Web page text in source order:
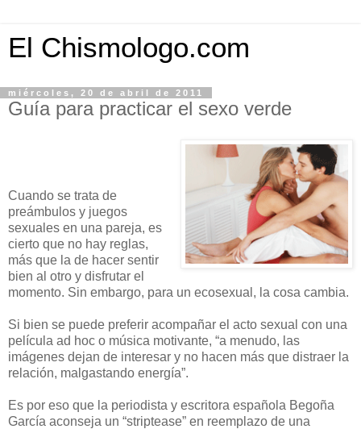
El Chismologo.com
miércoles, 20 de abril de 2011
Guía para practicar el sexo verde
Cuando se trata de
preámbulos y juegos
sexuales en una pareja, es
cierto que no hay reglas,
más que la de hacer sentir
bien al otro y disfrutar el
momento. Sin embargo, para un ecosexual, la cosa cambia.
Si bien se puede preferir acompañar el acto sexual con una
película ad hoc o música motivante, “a menudo, las
imágenes dejan de interesar y no hacen más que distraer la
relación, malgastando energía”.
Es por eso que la periodista y escritora española Begoña
García aconseja un “striptease” en reemplazo de una